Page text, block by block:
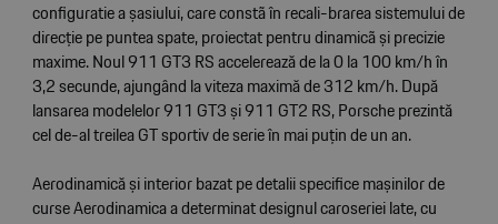
configuratie a șasiului, care constã în recali-brarea sistemului de
direcție pe puntea spate, proiectat pentru dinamicã și precizie
maxime. Noul 911 GT3 RS accelerează de la 0 la 100 km/h în
3,2 secunde, ajungând la viteza maximă de 312 km/h. După
lansarea modelelor 911 GT3 și 911 GT2 RS, Porsche prezintă
cel de-al treilea GT sportiv de serie în mai puțin de un an.
Aerodinamică și interior bazat pe detalii specifice mașinilor de
curse Aerodinamica a determinat designul caroseriei late, cu